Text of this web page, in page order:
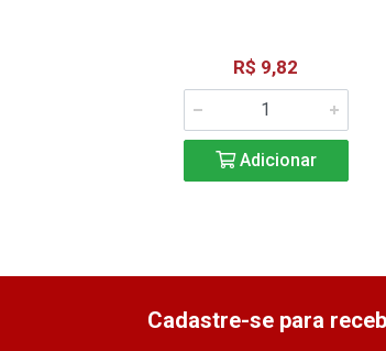
R$ 9,82
Adicionar
Cadastre-se para